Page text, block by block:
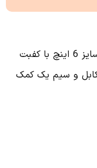
این سیم چین که از برند SATIMAN با سایز 6 اینچ با کفبت
کابل و سیم یک کمک